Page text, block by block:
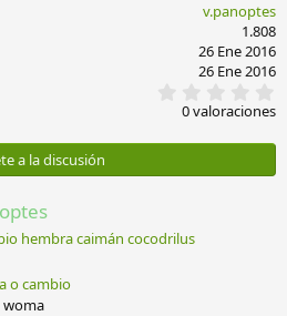
v.panoptes
1.808
26 Ene 2016
26 Ene 2016
,
0
s
0 valoraciones
a la discusión
hembra caimán cocodrilus
o cambio
woma